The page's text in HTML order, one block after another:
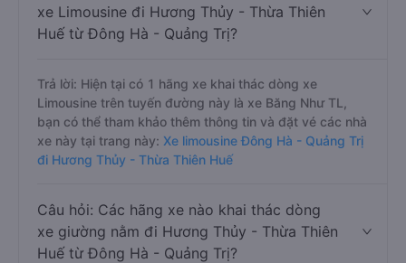
xe Limousine đi Hương Thủy - Thừa Thiên
Huế từ Đông Hà - Quảng Trị?
Trả lời: Hiện tại có 1 hãng xe khai thác dòng xe
Limousine trên tuyến đường này là xe Băng Như TL,
bạn có thể tham khảo thêm thông tin và đặt vé các nhà
xe này tại trang này: Xe limousine Đông Hà - Quảng Trị
đi Hương Thủy - Thừa Thiên Huế
Câu hỏi: Các hãng xe nào khai thác dòng
xe giường nằm đi Hương Thủy - Thừa Thiên
Huế từ Đông Hà - Quảng Trị?